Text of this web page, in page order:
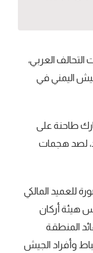
العربي،
اليمني في
طاحنة على
لصد هجمات
للعميد المالكي
هيئة أركان
المنطقة
وأفراد الجيش